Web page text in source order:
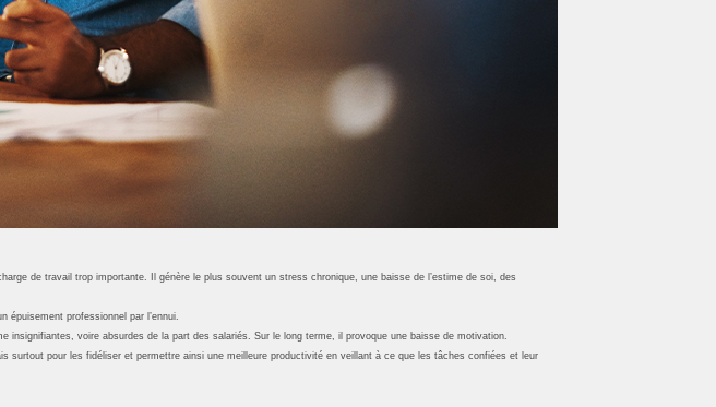
de travail trop importante. Il génère le plus souvent un stress chronique, une baisse de l’estime de soi, des
épuisement professionnel par l’ennui.
voire absurdes de la part des salariés. Sur le long terme, il provoque une baisse de motivation.
pour les fidéliser et permettre ainsi une meilleure productivité en veillant à ce que les tâches confiées et leur